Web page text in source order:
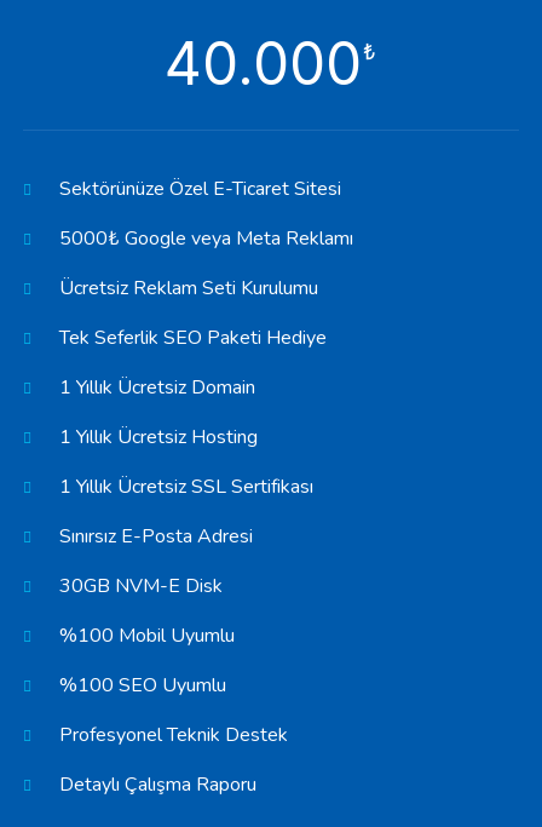
40.000₺
Sektörünüze Özel E-Ticaret Sitesi
5000₺ Google veya Meta Reklamı
Ücretsiz Reklam Seti Kurulumu
Tek Seferlik SEO Paketi Hediye
1 Yıllık Ücretsiz Domain
1 Yıllık Ücretsiz Hosting
1 Yıllık Ücretsiz SSL Sertifikası
Sınırsız E-Posta Adresi
30GB NVM-E Disk
%100 Mobil Uyumlu
%100 SEO Uyumlu
Profesyonel Teknik Destek
Detaylı Çalışma Raporu